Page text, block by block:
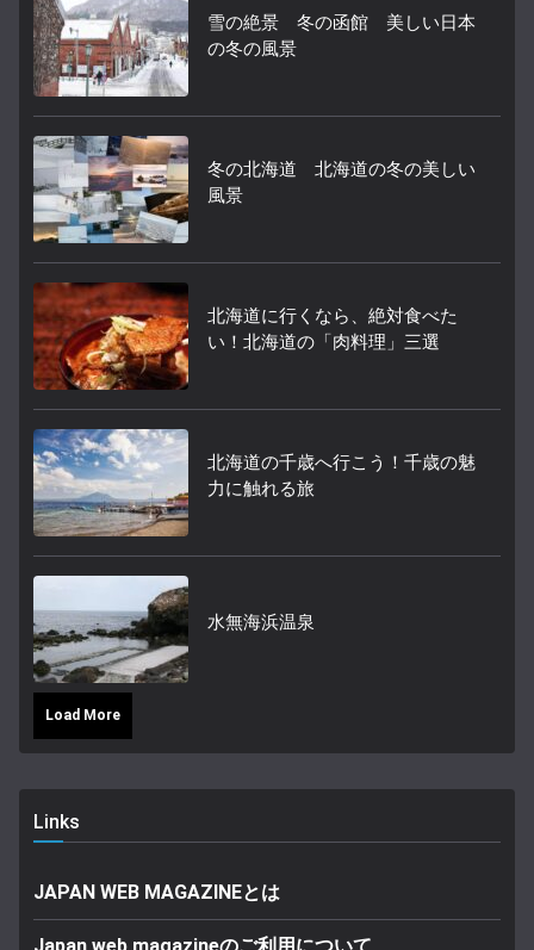
雪の絶景 冬の函館 美しい日本
の冬の風景
冬の北海道 北海道の冬の美しい
風景
北海道に行くなら、絶対食べた
い！北海道の「肉料理」三選
北海道の千歳へ行こう！千歳の魅
力に触れる旅
水無海浜温泉
Load More
Links
JAPAN WEB MAGAZINEとは